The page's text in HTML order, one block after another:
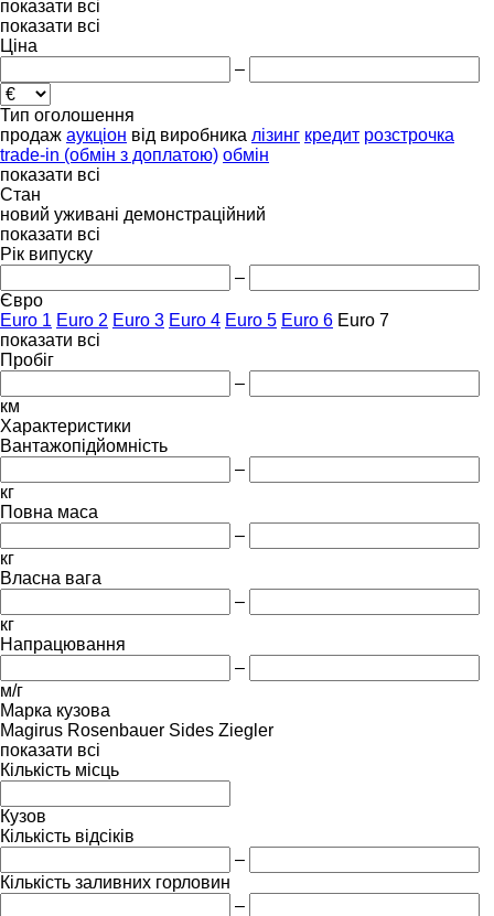
показати всі
показати всі
Ціна
–
Тип оголошення
продаж аукціон від виробника лізинг кредит розстрочка
trade-in (обмін з доплатою) обмін
показати всі
Стан
новий уживані демонстраційний
показати всі
Рік випуску
–
Євро
Euro 1 Euro 2 Euro 3 Euro 4 Euro 5 Euro 6 Euro 7
показати всі
Пробіг
–
км
Характеристики
Вантажопідйомність
–
кг
Повна маса
–
кг
Власна вага
–
кг
Напрацювання
–
м/г
Марка кузова
Magirus Rosenbauer Sides Ziegler
показати всі
Кількість місць
Кузов
Кількість відсіків
–
Кількість заливних горловин
–